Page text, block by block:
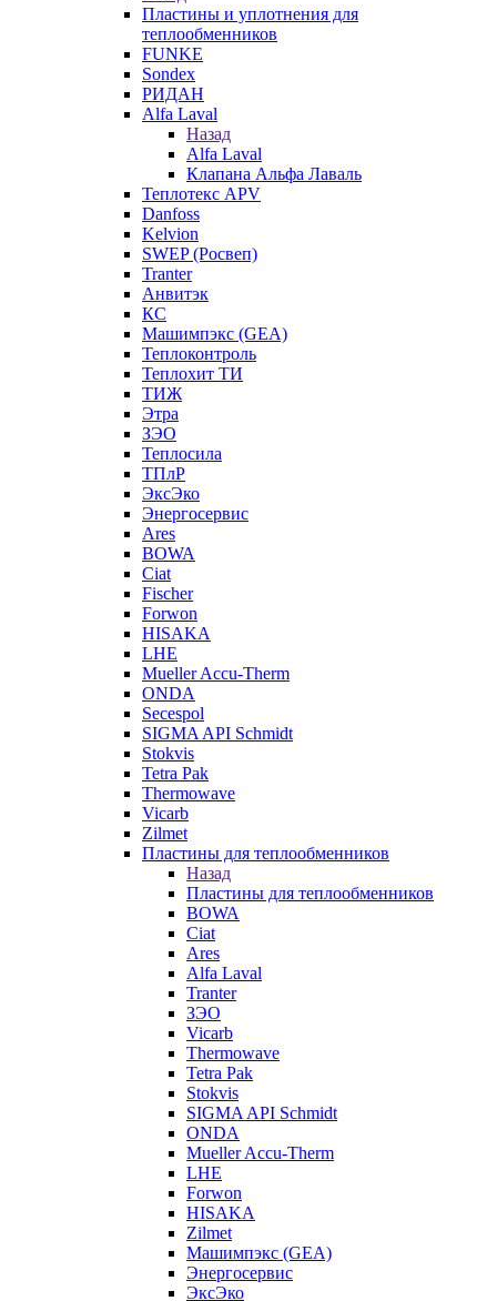
Пластины и уплотнения для
теплообменников
FUNKE
Sondex
РИДАН
Alfa Laval
Назад
Alfa Laval
Клапана Альфа Лаваль
Теплотекс APV
Danfoss
Kelvion
SWEP (Росвеп)
Tranter
Анвитэк
КС
Машимпэкс (GEA)
Теплоконтроль
Теплохит ТИ
ТИЖ
Этра
ЗЭО
Теплосила
ТПлР
ЭксЭко
Энергосервис
Ares
BOWA
Ciat
Fischer
Forwon
HISAKA
LHE
Mueller Accu-Therm
ONDA
Secespol
SIGMA API Schmidt
Stokvis
Tetra Pak
Thermowave
Vicarb
Zilmet
Пластины для теплообменников
Назад
Пластины для теплообменников
BOWA
Ciat
Ares
Alfa Laval
Tranter
ЗЭО
Vicarb
Thermowave
Tetra Pak
Stokvis
SIGMA API Schmidt
ONDA
Mueller Accu-Therm
LHE
Forwon
HISAKA
Zilmet
Машимпэкс (GEA)
Энергосервис
ЭксЭко